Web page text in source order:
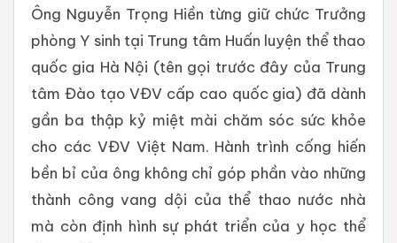
Ông Nguyễn Trọng Hiền từng giữ chức Trưởng
phòng Y sinh tại Trung tâm Huấn luyện thể thao
quốc gia Hà Nội (tên gọi trước đây của Trung
tâm Đào tạo VĐV cấp cao quốc gia) đã dành
gần ba thập kỷ miệt mài chăm sóc sức khỏe
cho các VĐV Việt Nam. Hành trình cống hiến
bền bỉ của ông không chỉ góp phần vào những
thành công vang dội của thể thao nước nhà
mà còn định hình sự phát triển của y học thể